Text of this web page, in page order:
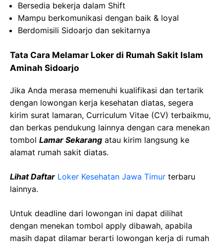
Bersedia bekerja dalam Shift
Mampu berkomunikasi dengan baik & loyal
Berdomisili Sidoarjo dan sekitarnya
Tata Cara Melamar Loker di Rumah Sakit Islam
Aminah Sidoarjo
Jika Anda merasa memenuhi kualifikasi dan tertarik
dengan lowongan kerja kesehatan diatas, segera
kirim surat lamaran, Curriculum Vitae (CV) terbaikmu,
dan berkas pendukung lainnya dengan cara menekan
tombol Lamar Sekarang atau kirim langsung ke
alamat rumah sakit diatas.
Lihat Daftar Loker Kesehatan Jawa Timur terbaru
lainnya.
Untuk deadline dari lowongan ini dapat dilihat
dengan menekan tombol apply dibawah, apabila
masih dapat dilamar berarti lowongan kerja di rumah